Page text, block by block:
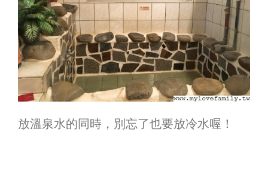
放溫泉水的同時，別忘了也要放冷水喔！